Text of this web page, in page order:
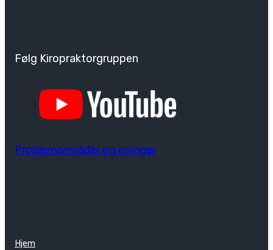
Følg Kiropraktorgruppen
Problemområder og øvinger
Hjem